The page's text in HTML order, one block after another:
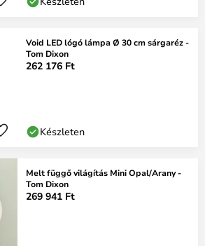
Void LED lógó lámpa Ø 30 cm sárgaréz -
Tom Dixon
262 176 Ft
Készleten
Melt függő világítás Mini Opal/Arany -
Tom Dixon
269 941 Ft